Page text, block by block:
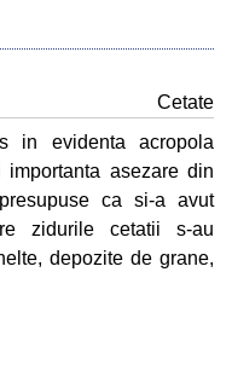
Cetate
in evidenta acropola
asezare din
ca si-a avut
zidurile cetatii s-au
depozite de grane,